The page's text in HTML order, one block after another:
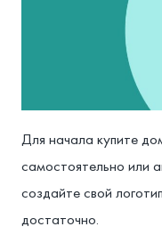
Для начала купите
самостоятельно или
создайте свой
достаточно.